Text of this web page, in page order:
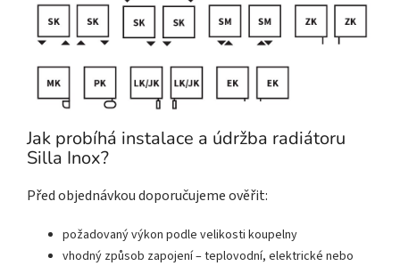
Jak probíhá instalace a údržba radiátoru
Silla Inox?
Před objednávkou doporučujeme ověřit:
požadovaný výkon podle velikosti koupelny
vhodný způsob zapojení – teplovodní, elektrické nebo